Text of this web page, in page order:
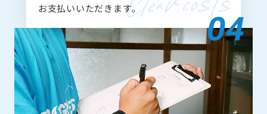
お支払いいただきます。